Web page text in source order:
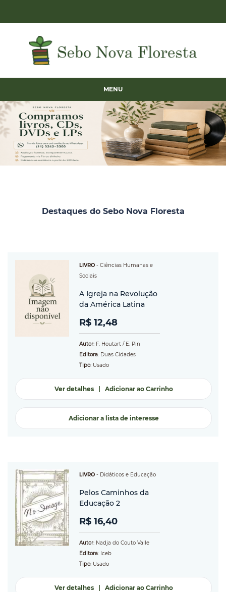
MENU
Destaques do Sebo Nova Floresta
LIVRO - Ciências Humanas e
Sociais
A Igreja na Revolução
da América Latina
R$ 12,48
Autor: F. Houtart / E. Pin
Editora: Duas Cidades
Tipo: Usado
Ver detalhes| Adicionar ao Carrinho
Adicionar a lista de interesse
LIVRO - Didáticos e Educação
Pelos Caminhos da
Educação 2
R$ 16,40
Autor: Nadja do Couto Valle
Editora: Iceb
Tipo: Usado
Ver detalhes| Adicionar ao Carrinho